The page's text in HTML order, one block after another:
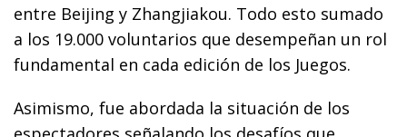
entre Beijing y Zhangjiakou. Todo esto sumado
a los 19.000 voluntarios que desempeñan un rol
fundamental en cada edición de los Juegos.
Asimismo, fue abordada la situación de los